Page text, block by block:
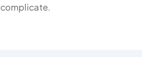
complicate.